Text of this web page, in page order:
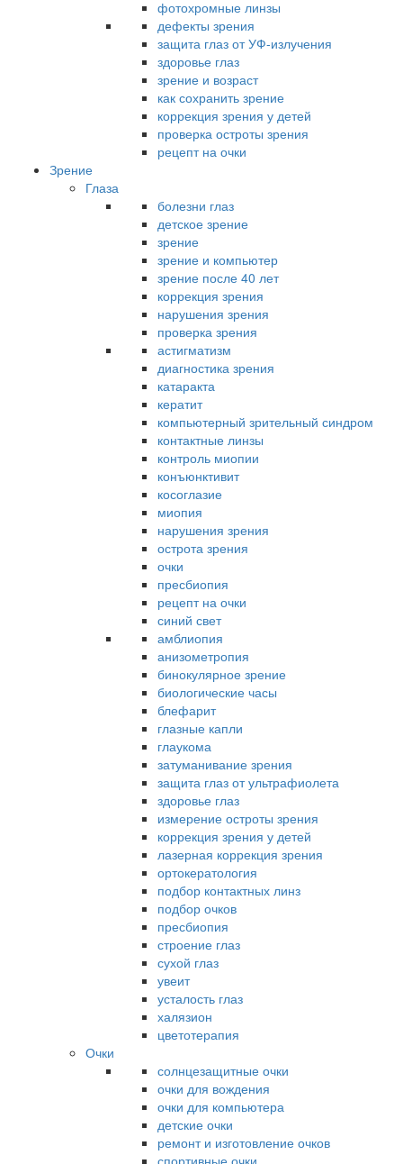
фотохромные линзы
дефекты зрения
защита глаз от УФ-излучения
здоровье глаз
зрение и возраст
как сохранить зрение
коррекция зрения у детей
проверка остроты зрения
рецепт на очки
Зрение
Глаза
болезни глаз
детское зрение
зрение
зрение и компьютер
зрение после 40 лет
коррекция зрения
нарушения зрения
проверка зрения
астигматизм
диагностика зрения
катаракта
кератит
компьютерный зрительный синдром
контактные линзы
контроль миопии
конъюнктивит
косоглазие
миопия
нарушения зрения
острота зрения
очки
пресбиопия
рецепт на очки
синий свет
амблиопия
анизометропия
бинокулярное зрение
биологические часы
блефарит
глазные капли
глаукома
затуманивание зрения
защита глаз от ультрафиолета
здоровье глаз
измерение остроты зрения
коррекция зрения у детей
лазерная коррекция зрения
ортокератология
подбор контактных линз
подбор очков
пресбиопия
строение глаз
сухой глаз
увеит
усталость глаз
халязион
цветотерапия
Очки
солнцезащитные очки
очки для вождения
очки для компьютера
детские очки
ремонт и изготовление очков